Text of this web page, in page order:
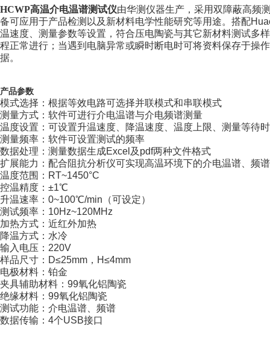
HCWP高温介电温谱测试仪由华测仪器生产， 采用双障蔽高频
备可应用于产品检测以及新材料电学性能研究等用途。搭配
温速度、测量参数等设置，符合压电陶瓷与其它新材料测试多
程正常进行；当遇到电脑异常或瞬时断电时可将资料保存于操
据。
产品参数
模式选择：根据等效电路可选择并联模式和串联模式
测量方式：软件可进行介电温谱与介电频谱测量
温度设置：可设置升温速度、降温速度、温度上限、测量等待
测量频率：软件可设置测试的频率
数据处理：测量数据生成Excel及pdf两种文件格式
扩展能力：配合阻抗分析仪可实现高温环境下的介电温谱、频
温度范围：RT~1450°C
控温精度：±1℃
升温速率：0~100℃/min（可设定）
测试频率：10Hz~120MHz
加热方式：近红外加热
降温方式：水冷
输入电压：220V
样品尺寸：D≤25mm，H≤4mm
电极材料：铂金
夹具辅助材料：99氧化铝陶瓷
绝缘材料：99氧化铝陶瓷
测试功能：介电温谱、频谱
数据传输：4个USB接口